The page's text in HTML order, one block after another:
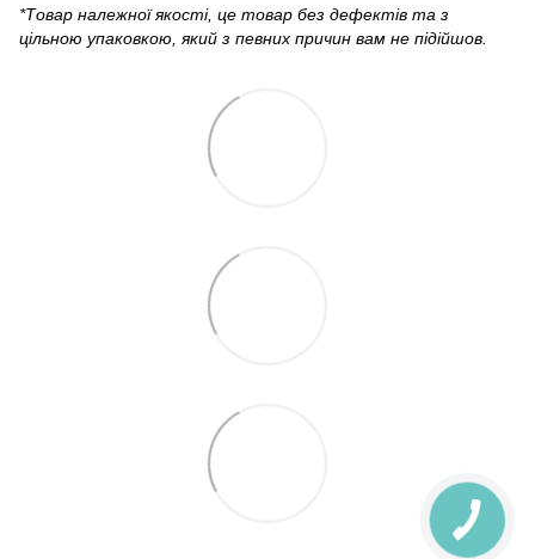
*Товар належної якості, це товар без дефектів та з
цільною упаковкою, який з певних причин вам не підійшов.